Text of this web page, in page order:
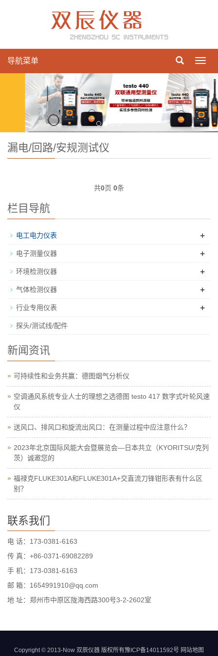
导航菜单
漏电/回路/安规测试仪
共0页 0条
栏目导航
电工电力仪表 +
电子测量仪器 +
环境检测仪器 +
气体检测仪器 +
行业专用仪表 +
探头/测试线/配件
新闻资讯
可持续性和业务共赢：德图烟气分析仪
空调通风系统专业人士的理想之选德图 testo 417 数字式叶轮风速
仪
送风口、排风口和旋流出风口：在测量过程中应注意什么？
2023年北京国际风能大会暨展览会—日本共立（KYORITSU/克列
茨）诚邀您的
福禄克FLUKE301A和FLUKE301A+交直流刀锋钳形表有什么区
别？
联系我们
电 话：173-0381-6163
传 真：+86-0371-69082289
手 机：173-0381-6163
邮 箱：1654991910@qq.com
地 址：郑州市中原区陇海西路300号3-2-2602室
Copyright © 2013-Now 双辰仪器 版权所有豫ICP备14011592号 网站地图